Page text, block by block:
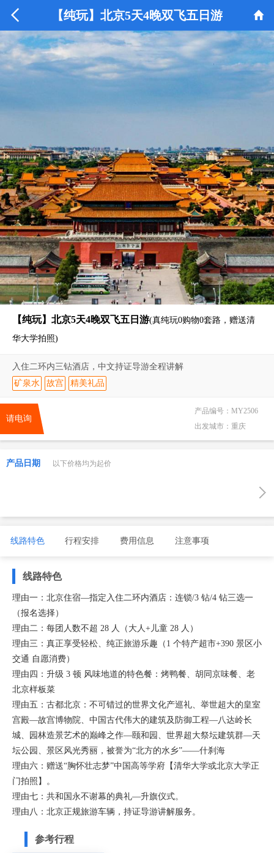
 【纯玩】北京5天4晚双飞五日游 
【纯玩】北京5天4晚双飞五日游(真纯玩0购物0套路，赠送清
华大学拍照)
入住二环内三钻酒店，中文持证导游全程讲解
矿泉水
故宫 精美礼品
产品编号： MY2506
出发城市： 重庆
请电询
产品日期 以下价格均为起价
线路特色 行程安排 费用信息 注意事项
线路特色
理由一：北京住宿—指定入住二环内酒店：连锁/3 钻/4 钻三选一
（报名选择）
理由二：每团人数不超 28 人（大人+儿童 28 人）
理由三：真正享受轻松、纯正旅游乐趣（1 个特产超市+390 景区小
交通 自愿消费）
理由四：升级 3 顿 风味地道的特色餐：烤鸭餐、胡同京味餐、老
北京样板菜
理由五：古都北京：不可错过的世界文化产巡礼、举世超大的皇室
宫殿—故宫博物院、中国古代伟大的建筑及防御工程—八达岭长
城、园林造景艺术的巅峰之作—颐和园、世界超大祭坛建筑群—天
坛公园、景区风光秀丽，被誉为“北方的水乡”——什刹海
理由六：赠送“胸怀壮志梦”中国高等学府【清华大学或北京大学正
门拍照】。
理由七：共和国永不谢幕的典礼—升旗仪式。
理由八：北京正规旅游车辆，持证导游讲解服务。
参考行程